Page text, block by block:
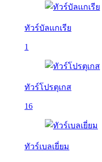
ทัวร์บัลเเกเรีย
1
ทัวร์โปรตุเกส
16
ทัวร์เบลเยี่ยม